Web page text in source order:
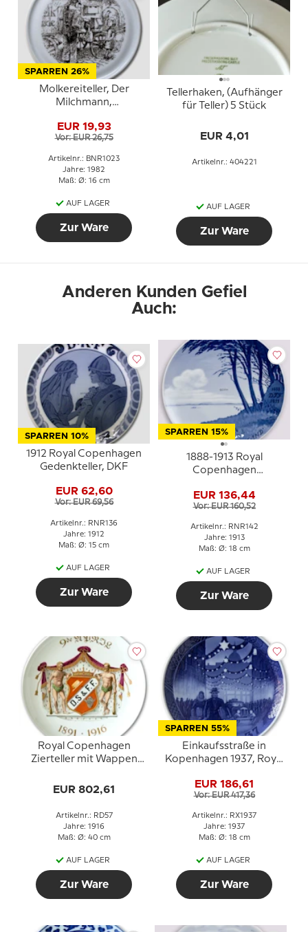
SPARREN 26%
Molkereiteller, Der
Milchmann,
& Gröndahl
EUR 19,93
Vor: EUR 26,75
Artikelnr.: BNR1023
Jahre: 1982
Maß: Ø: 16 cm
AUF LAGER
Zur Ware
Tellerhaken, (Aufhänger
für Teller) 5 Stück
EUR 4,01
Artikelnr.: 404221
AUF LAGER
Zur Ware
Anderen Kunden Gefiel
Auch:
SPARREN 10%
1912 Royal Copenhagen
Gedenkteller, DKF
EUR 62,60
Vor: EUR 69,56
Artikelnr.: RNR136
Jahre: 1912
Maß: Ø: 15 cm
AUF LAGER
Zur Ware
SPARREN 15%
1888-1913 Royal
Copenhagen
1913. Der er et yndigt
Land.
EUR 136,44
Vor: EUR 160,52
Artikelnr.: RNR142
Jahre: 1913
Maß: Ø: 18 cm
AUF LAGER
Zur Ware
Royal Copenhagen
Zierteller mit Wappen
1916
EUR 802,61
Artikelnr.: RD57
Jahre: 1916
Maß: Ø: 40 cm
AUF LAGER
Zur Ware
SPARREN 55%
Einkaufsstraße in
Kopenhagen 1937, Royal
Weihnachtsteller
EUR 186,61
Vor: EUR 417,36
Artikelnr.: RX1937
Jahre: 1937
Maß: Ø: 18 cm
AUF LAGER
Zur Ware